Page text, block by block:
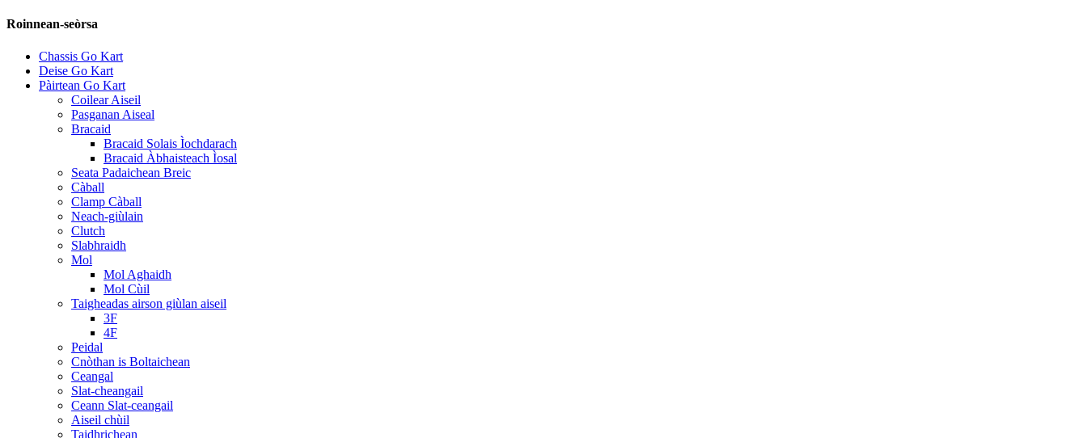
Roinnean-seòrsa
Chassis Go Kart
Deise Go Kart
Pàirtean Go Kart
Coilear Aiseil
Pasganan Aiseal
Bracaid
Bracaid Solais Ìochdarach
Bracaid Àbhaisteach Ìosal
Seata Padaichean Breic
Càball
Clamp Càball
Neach-giùlain
Clutch
Slabhraidh
Mol
Mol Aghaidh
Mol Cùil
Taigheadas airson giùlan aiseil
3F
4F
Peidal
Cnòthan is Boltaichean
Ceangal
Slat-cheangail
Ceann Slat-ceangail
Aiseil chùil
Taidhrichean